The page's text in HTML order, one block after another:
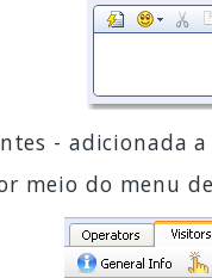
- adicionada a
meio do menu